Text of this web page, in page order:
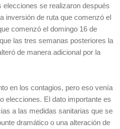
se realizaron después
inversión de ruta que comenzó el
comenzó el domingo 16 de
las tres semanas posteriores la
de manera adicional por la
en los contagios, pero eso venía
elecciones. El dato importante es
a las medidas sanitarias que se
dramático o una alteración de